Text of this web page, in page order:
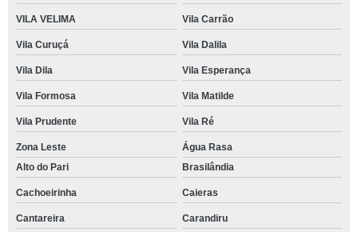
VILA VELIMA Vila Carrão
Vila Curuçá Vila Dalila
Vila Dila Vila Esperança
Vila Formosa Vila Matilde
Vila Prudente Vila Ré
Zona Leste
Água Rasa
Alto do Pari
Brasilândia
Cachoeirinha Caieras
Cantareira Carandiru